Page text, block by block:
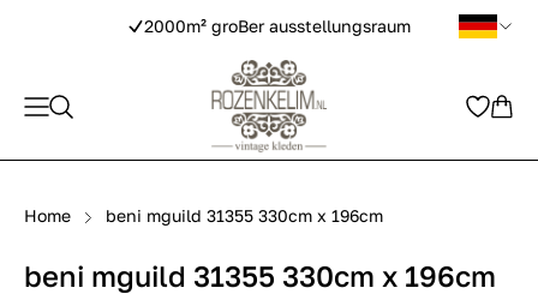
2000m² groBer ausstellungsraum
Home beni mguild 31355 330cm x 196cm
beni mguild 31355 330cm x 196cm